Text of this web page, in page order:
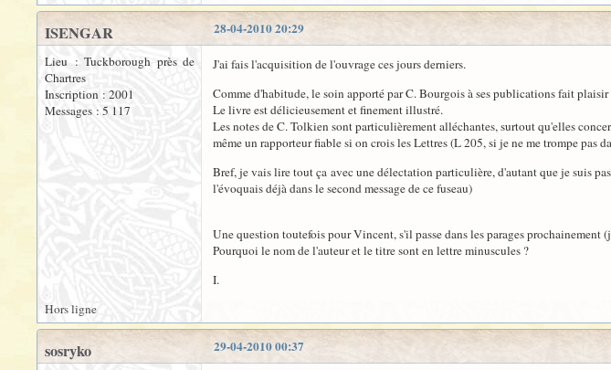
28-04-2010 20:29
ISENGAR
Lieu : Tuckborough près de
Chartres
Inscription : 2001
Messages : 5 117
J'ai fais l'acquisition de l'ouvrage ces jours derniers.
Comme d'habitude, le soin apporté par C. Bourgois à ses publications fait plaisir
Le livre est délicieusement et finement illustré.
Les notes de C. Tolkien sont particulièrement alléchantes, surtout qu'elles
même un rapporteur fiable si on crois les Lettres (L 205, si je ne me trompe
Bref, je vais lire tout ça avec une délectation particulière, d'autant que je suis
l'évoquais déjà dans le second message de ce fuseau)
Une question toutefois pour Vincent, s'il passe dans les parages
Pourquoi le nom de l'auteur et le titre sont en lettre minuscules ?
I.
Hors ligne
29-04-2010 00:37
sosryko